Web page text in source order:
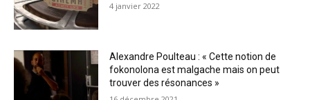
4 janvier 2022
Alexandre Poulteau : « Cette notion de
fokonolona est malgache mais on peut
trouver des résonances »